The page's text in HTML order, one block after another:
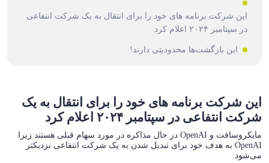
این شرکت برنامه های خود را برای انتقال به یک شرکت انتفاعی
در سپتامبر ۲۰۲۴ اعلام کرد
این بازگشت‌ها محدودیتی دارند!
این شرکت برنامه های خود را برای انتقال به یک
شرکت انتفاعی در سپتامبر ۲۰۲۴ اعلام کرد
مایکروسافت و OpenAI در حال مذاکره در مورد سهام قبلی هستند زیرا
OpenAI به هدف خود برای تبدیل شدن به یک شرکت انتفاعی نزدیکتر
می‌شود.